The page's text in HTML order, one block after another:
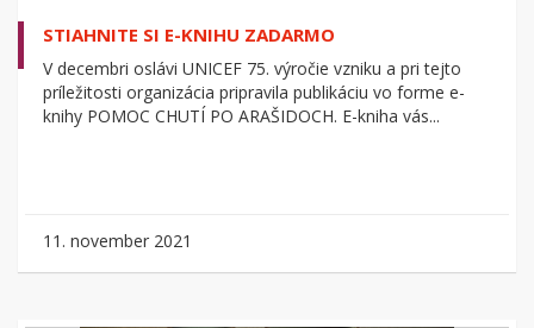
STIAHNITE SI E-KNIHU ZADARMO
V decembri oslávi UNICEF 75. výročie vzniku a pri tejto
príležitosti organizácia pripravila publikáciu vo forme e-
knihy POMOC CHUTÍ PO ARAŠIDOCH. E-kniha vás...
11. november 2021